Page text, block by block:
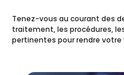
Tenez-vous au courant des
traitement, les procédures,
pertinentes pour rendre